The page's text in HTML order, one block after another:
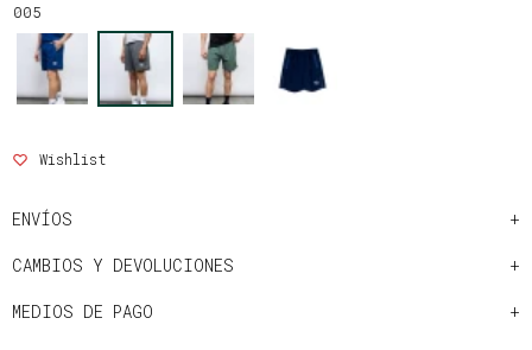
005
ENVÍOS
CAMBIOS Y DEVOLUCIONES
MEDIOS DE PAGO